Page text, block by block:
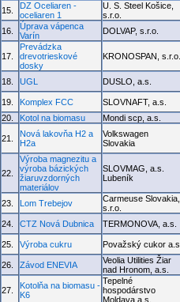
15.
DZ Oceliaren -
oceliaren 1
U. S. Steel Košice,
s.r.o.
16.
Úprava vápenca
Varín
DOLVAP, s.r.o.
17.
Prevádzka
drevotrieskové
dosky
KRONOSPAN, s.r.o.
18. UGL DUSLO, a.s.
19. Komplex FCC SLOVNAFT, a.s.
20.
Kotol na biomasu Mondi scp, a.s.
21.
Nová lakovňa H2 a
H2a
Volkswagen
Slovakia
22.
Výroba magnezitu a
výroba bázických
žiaruvzdorných
materiálov
SLOVMAG, a.s.
Lubeník
23. Lom Trebejov
Carmeuse Slovakia,
s.r.o.
24. CTZ Nová Dubnica TERMONOVA, a.s.
25. Výroba cukru Považský cukor a.s.
26. Závod ENEVIA
Veolia Utilities Žiar
nad Hronom, a.s.
27.
Kotolňa na biomasu -
K6
Tepelné
hospodárstvo
Moldava a.s.